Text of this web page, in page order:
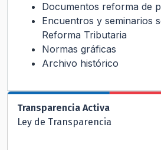
Documentos reforma de
Encuentros y seminarios
Reforma Tributaria
Normas gráficas
Archivo histórico
Transparencia Activa
Ley de Transparencia